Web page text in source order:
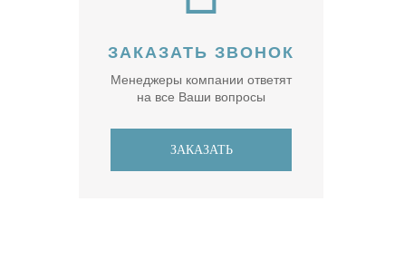
ЗАКАЗАТЬ ЗВОНОК
Менеджеры компании ответят
на все Ваши вопросы
ЗАКАЗАТЬ